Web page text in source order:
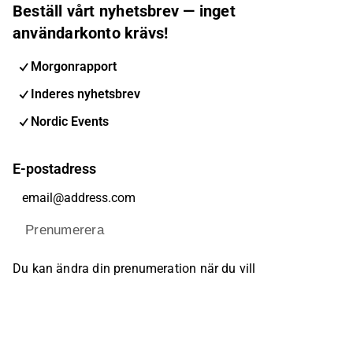
Beställ vårt nyhetsbrev — inget
användarkonto krävs!
Morgonrapport
Inderes nyhetsbrev
Nordic Events
E-postadress
Prenumerera
Du kan ändra din prenumeration när du vill